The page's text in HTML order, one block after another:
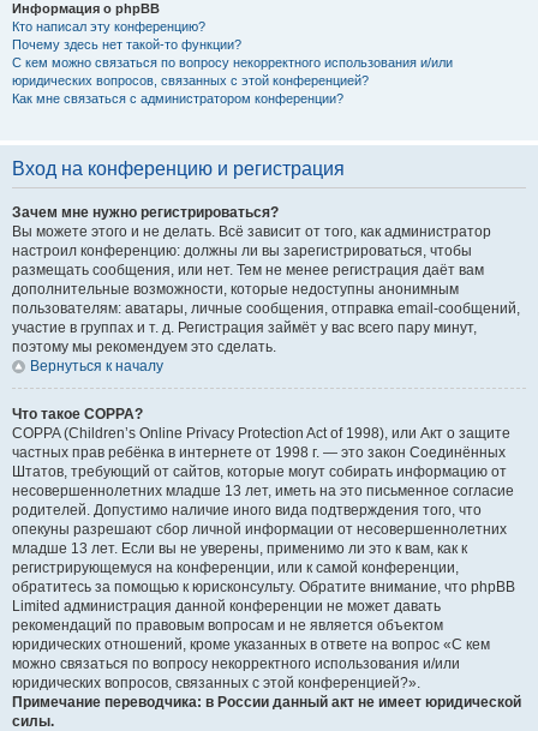
Информация о phpBB
Кто написал эту конференцию?
Почему здесь нет такой-то функции?
С кем можно связаться по вопросу некорректного использования и/или
юридических вопросов, связанных с этой конференцией?
Как мне связаться с администратором конференции?
Вход на конференцию и регистрация
Зачем мне нужно регистрироваться?
Вы можете этого и не делать. Всё зависит от того, как администратор
настроил конференцию: должны ли вы зарегистрироваться, чтобы
размещать сообщения, или нет. Тем не менее регистрация даёт вам
дополнительные возможности, которые недоступны анонимным
пользователям: аватары, личные сообщения, отправка email-сообщений,
участие в группах и т. д. Регистрация займёт у вас всего пару минут,
поэтому мы рекомендуем это сделать.
Вернуться к началу
Что такое COPPA?
COPPA (Children’s Online Privacy Protection Act of 1998), или Акт о защите
частных прав ребёнка в интернете от 1998 г. — это закон Соединённых
Штатов, требующий от сайтов, которые могут собирать информацию от
несовершеннолетних младше 13 лет, иметь на это письменное согласие
родителей. Допустимо наличие иного вида подтверждения того, что
опекуны разрешают сбор личной информации от несовершеннолетних
младше 13 лет. Если вы не уверены, применимо ли это к вам, как к
регистрирующемуся на конференции, или к самой конференции,
обратитесь за помощью к юрисконсульту. Обратите внимание, что phpBB
Limited администрация данной конференции не может давать
рекомендаций по правовым вопросам и не является объектом
юридических отношений, кроме указанных в ответе на вопрос «С кем
можно связаться по вопросу некорректного использования и/или
юридических вопросов, связанных с этой конференцией?».
Примечание переводчика: в России данный акт не имеет юридической
силы.